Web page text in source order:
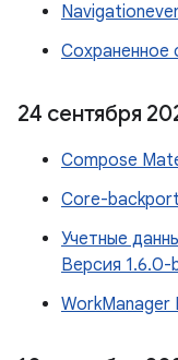
Сохраненное
24 сентября
Compose
Core-
Учетные
Версия 1.6.0-
WorkManager